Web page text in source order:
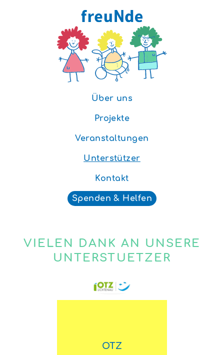
Über uns
Projekte
Veranstaltungen
Unterstützer
Kontakt
Spenden & Helfen
VIELEN DANK AN UNSERE
UNTERSTUETZER
OTZ